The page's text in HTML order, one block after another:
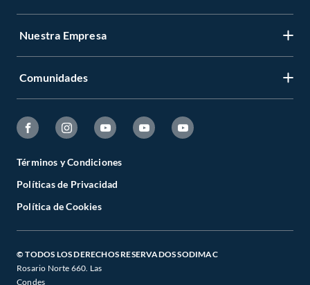
Nuestra Empresa
Comunidades
Términos y Condiciones
Políticas de Privacidad
Política de Cookies
© TODOS LOS DERECHOS RESERVADOS SODIMAC
Rosario Norte 660. Las
Condes